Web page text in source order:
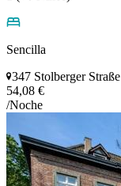
Sencilla
347 Stolberger Straße
54,08 €
/Noche